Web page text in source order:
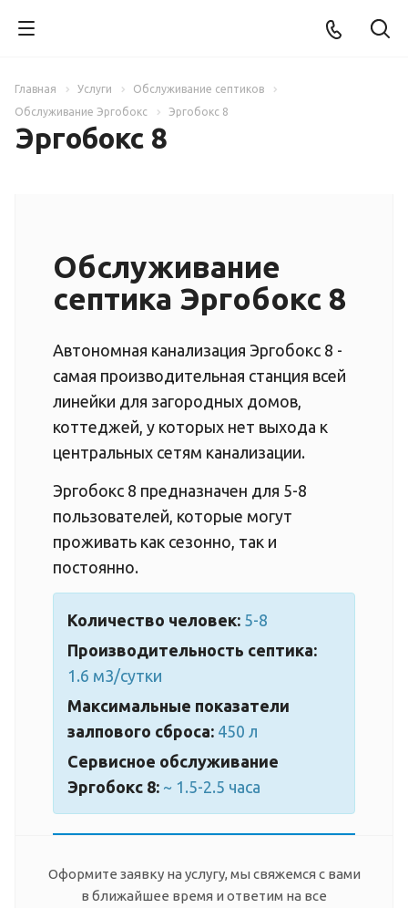
Главная Услуги
Обслуживание септиков
Обслуживание Эргобокс
Эргобокс 8
Эргобокс 8
Обслуживание
септика Эргобокс 8
Автономная канализация Эргобокс 8 -
самая производительная станция всей
линейки для загородных домов,
коттеджей, у которых нет выхода к
центральных сетям канализации.
Эргобокс 8 предназначен для 5-8
пользователей, которые могут
проживать как сезонно, так и
постоянно.
Количество человек: 5-8
Производительность септика:
1.6 м3/сутки
Максимальные показатели
залпового сброса: 450 л
Сервисное обслуживание
Эргобокс 8: ~ 1.5-2.5 часа
Оформите заявку на услугу, мы свяжемся с вами
в ближайшее время и ответим на все